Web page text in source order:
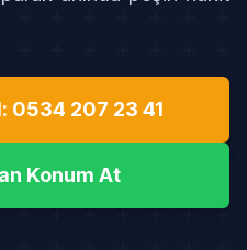
0534 207 23 41
Konum At